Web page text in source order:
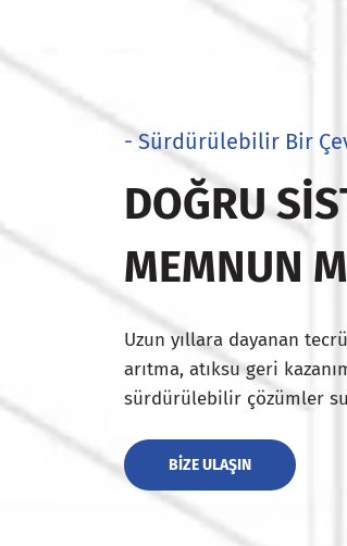
- Sürdürülebilir Bir
DOĞRU
MEMNUN
Uzun yıllara dayanan
arıtma, atıksu geri
sürdürülebilir çözümler
BIZE ULAŞIN